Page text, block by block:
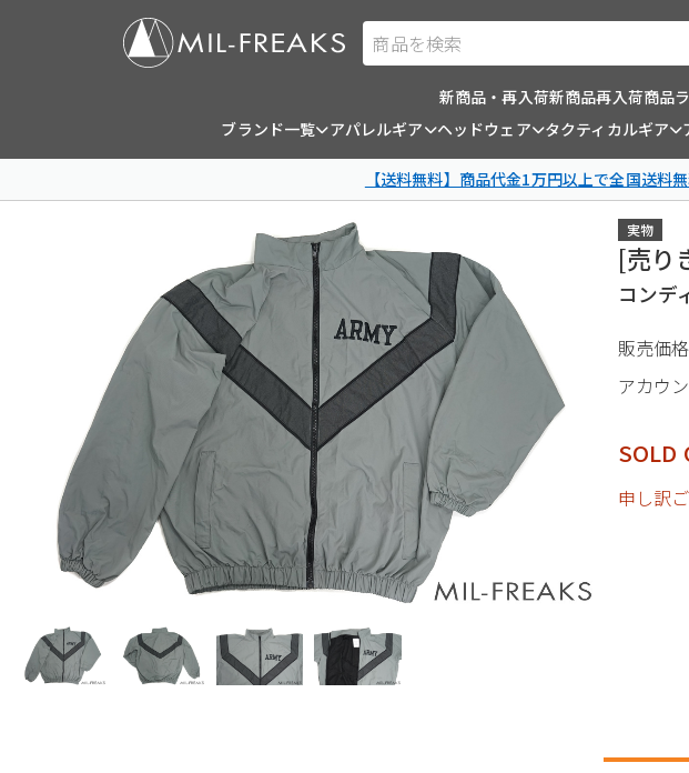
商品を検索
新商品・再入荷新商品再入荷商品
ブランド一覧
アパレルギア ヘッドウェア タクティカルギア
【送料無料】商品代金1万円以上で全国送
実物
[売り
コンデ
販売価
アカウ
SOLD
申し訳